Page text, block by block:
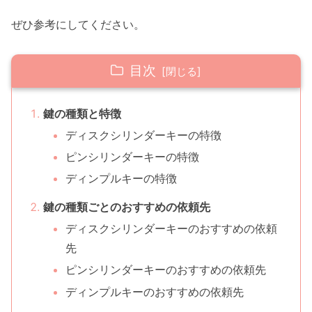
ぜひ参考にしてください。
目次
鍵の種類と特徴
ディスクシリンダーキーの特徴
ピンシリンダーキーの特徴
ディンプルキーの特徴
鍵の種類ごとのおすすめの依頼先
ディスクシリンダーキーのおすすめの依頼
先
ピンシリンダーキーのおすすめの依頼先
ディンプルキーのおすすめの依頼先